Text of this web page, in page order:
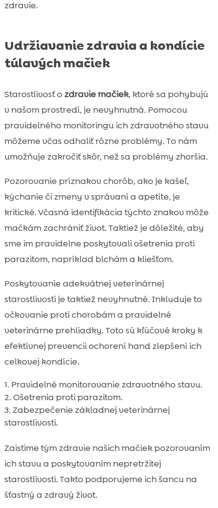
zdravie.
Udržiavanie zdravia a kondície
túlavých mačiek
Starostlivosť o zdravie mačiek, ktoré sa pohybujú
v našom prostredí, je nevyhnutná. Pomocou
pravidelného monitoringu ich zdravotného stavu
môžeme včas odhaliť rôzne problémy. To nám
umožňuje zakročiť skôr, než sa problémy zhoršia.
Pozorovanie príznakov chorôb, ako je kašeľ,
kýchanie či zmeny v správaní a apetíte, je
kritické. Včasná identifikácia týchto znakov môže
mačkám zachrániť život. Taktiež je dôležité, aby
sme im pravidelne poskytovali ošetrenia proti
parazitom, napríklad blchám a kliešťom.
Poskytovanie adekvátnej veterinárnej
starostlivosti je taktiež nevyhnutné. Inkluduje to
očkovanie proti chorobám a pravidelné
veterinárne prehliadky. Toto sú kľúčové kroky k
efektívnej prevencii ochorení hand zlepšení ich
celkovej kondície.
Pravidelné monitorovanie zdravotného stavu.
Ošetrenia proti parazitom.
Zabezpečenie základnej veterinárnej
starostlivosti.
Zaistime tým zdravie našich mačiek pozorovaním
ich stavu a poskytovaním nepretržitej
starostlivosti. Takto podporujeme ich šancu na
šťastný a zdravý život.